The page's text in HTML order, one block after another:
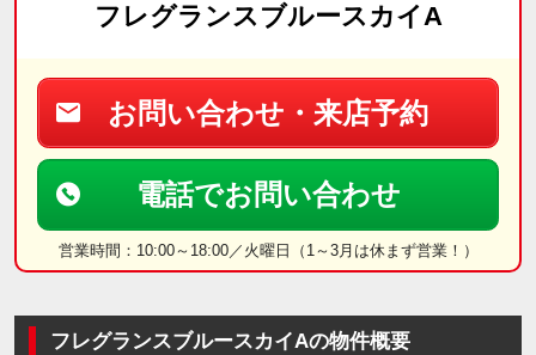
フレグランスブルースカイA
お問い合わせ・来店予約
電話でお問い合わせ
営業時間：10:00～18:00／火曜日（1～3月は休まず営業！）
フレグランスブルースカイAの物件概要